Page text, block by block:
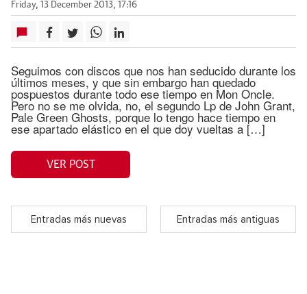
Friday, 13 December 2013, 17:16
Seguimos con discos que nos han seducido durante los
últimos meses, y que sin embargo han quedado
pospuestos durante todo ese tiempo en Mon Oncle.
Pero no se me olvida, no, el segundo Lp de John Grant,
Pale Green Ghosts, porque lo tengo hace tiempo en
ese apartado elástico en el que doy vueltas a […]
VER POST
Entradas más nuevas Entradas más antiguas